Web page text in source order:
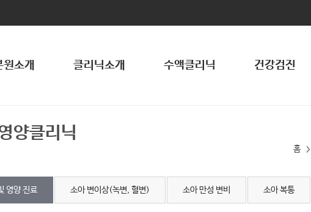
원소개 클리닉소개 수액클리닉 건강검진
양클리닉
홈
영양 진료 소아 변이상(녹변, 혈변) 소아 만성 변비 소아 복통